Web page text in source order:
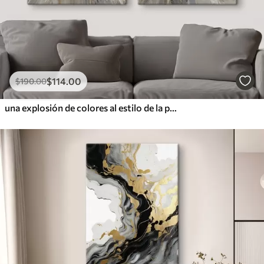
$190.00$114.00
una explosión de colores al estilo de la pintura al óleo